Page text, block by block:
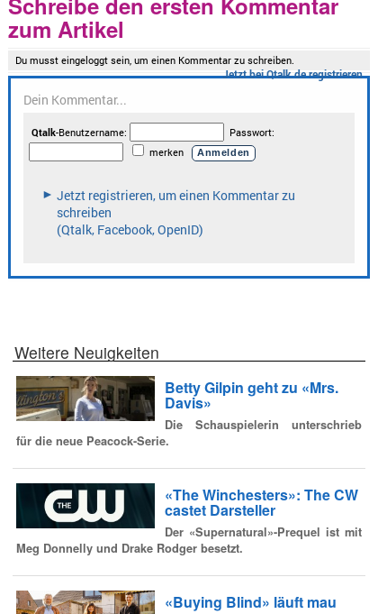
zum Artikel
Weitere Neuigkeiten
Betty Gilpin geht zu «Mrs.
Davis»
Die Schauspielerin unterschrieb
für die neue Peacock-Serie.
«The Winchesters»: The CW
castet Darsteller
Der «Supernatural»-Prequel ist mit
Meg Donnelly und Drake Rodger besetzt.
«Buying Blind» läuft mau